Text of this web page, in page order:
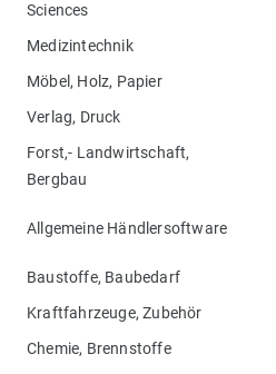
Sciences
Medizintechnik
Möbel, Holz, Papier
Verlag, Druck
Forst,- Landwirtschaft,
Bergbau
Allgemeine Händlersoftware
Baustoffe, Baubedarf
Kraftfahrzeuge, Zubehör
Chemie, Brennstoffe